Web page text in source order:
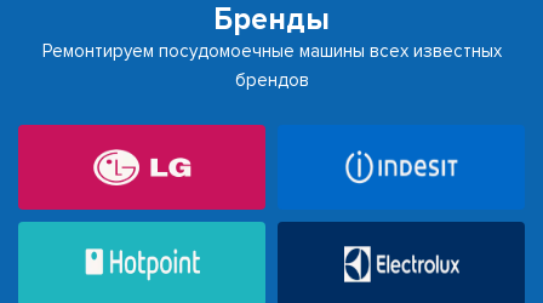
Бренды
Ремонтируем посудомоечные машины всех известных
брендов